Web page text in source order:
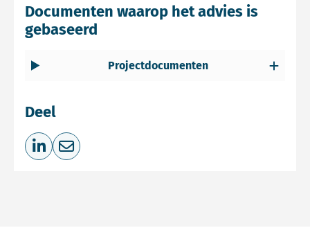
Documenten waarop het advies is
gebaseerd
Projectdocumenten
Deel
Deel op LinkedIn
Deel via e-mail